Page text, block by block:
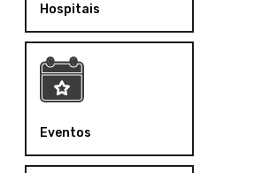
Hospitais
Eventos